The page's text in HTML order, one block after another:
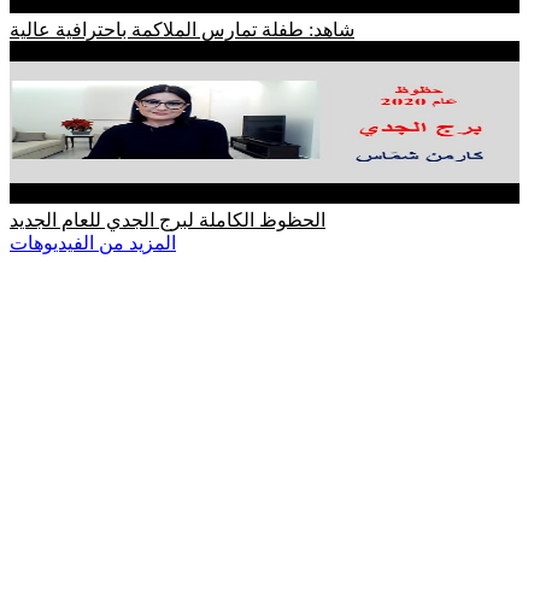
شاهد: طفلة تمارس الملاكمة باحترافية عالية
الحظوظ الكاملة لبرج الجدي للعام الجديد
المزيد من الفيديوهات